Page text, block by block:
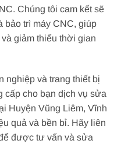
Chúng tôi cam kết sẽ
bảo trì máy CNC, giúp
giảm thiểu thời gian
nghiệp và trang thiết bị
cấp cho bạn dịch vụ sửa
Huyện Vũng Liêm, Vĩnh
quả và bền bỉ. Hãy liên
được tư vấn và sửa